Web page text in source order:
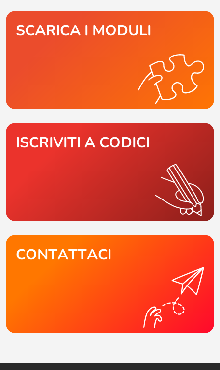
SCARICA I MODULI
ISCRIVITI A CODICI
CONTATTACI